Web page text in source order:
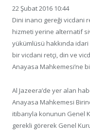
22 Şubat 2016 10:44
Dini inancı gereği
hizmeti yerine alternatif
yükümlüsü hakkında
bir vicdani retçi, din ve
Anayasa Mahkemesi’ne
Al Jazeera’de yer alan
Anayasa Mahkemesi
itibarıyla konunun Genel
gerekli görerek Genel